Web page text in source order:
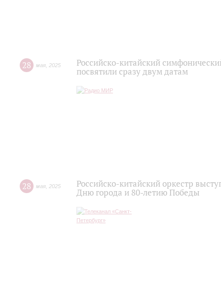
28 мая 2025
Российско-китайский
посвятили сразу двум датам
28 мая 2025
Российско-китайский оркестр
Дню города и 80-летию Победы